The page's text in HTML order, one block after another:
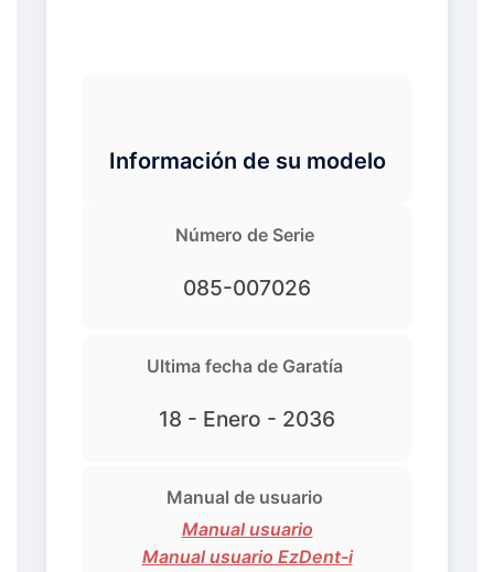
Información de su modelo
Número de Serie
085-007026
Ultima fecha de Garatía
18 - Enero - 2036
Manual de usuario
Manual usuario
Manual usuario EzDent-i